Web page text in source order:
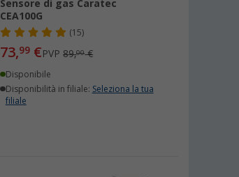
Sensore di gas Caratec
CEA100G
(15)
73,99 €PVP89,00€
Disponibile
Disponibilità in filiale: Seleziona la tua
filiale